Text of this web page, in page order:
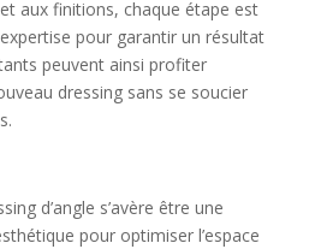
aux finitions, chaque étape est
pour garantir un résultat
peuvent ainsi profiter
dressing sans se soucier
d’angle s’avère être une
pour optimiser l’espace